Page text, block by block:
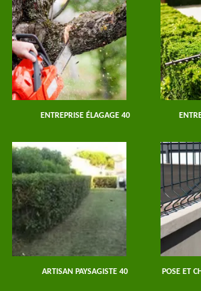
ENTREPRISE ÉLAGAGE 40
ARTISAN PAYSAGISTE 40
POSE ET